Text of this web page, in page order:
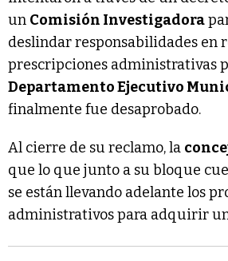
un Comisión Investigadora
deslindar responsabilidades en
prescripciones administrativas
Departamento Ejecutivo
finalmente fue desaprobado.
Al cierre de su reclamo, la
que lo que junto a su bloque
se están llevando adelante los
administrativos para adquirir